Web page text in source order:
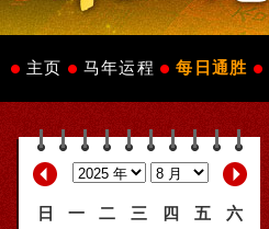
主页 马年运程 每日通胜
日 一 二 三 四 五
六